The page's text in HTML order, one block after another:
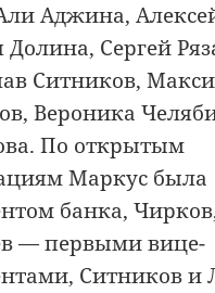
Аджина,
Долина, Сергей
Ситников,
Вероника
По открытым
Маркус была
банка,
— первыми вице-
Ситников